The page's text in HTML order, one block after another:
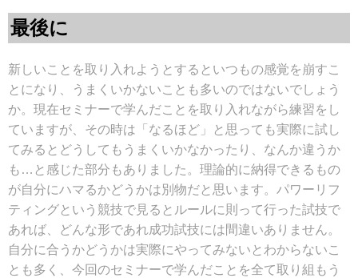
最後に
新しいことを取り入れようとするといつもの感覚を崩すこ
とになり、うまくいかないことも多いのではないでしょう
か。現在セミナーで学んだことを取り入れながら練習をし
ていますが、その時は「なるほど」と思っても実際に試し
てみるとどうしてもうまくいかなかったり、なんか違うか
も…と感じた部分もありました。理論的に納得できるもの
が自分にハマるかどうかは別物だと思います。パワーリフ
ティングという競技で見るとルールに則って行った試技で
あれば、どんな形であれ成功試技には間違いありません。
自分に合うかどうかは実際にやってみないとわからないこ
とも多く、今回のセミナーで学んだことを全て取り組もう